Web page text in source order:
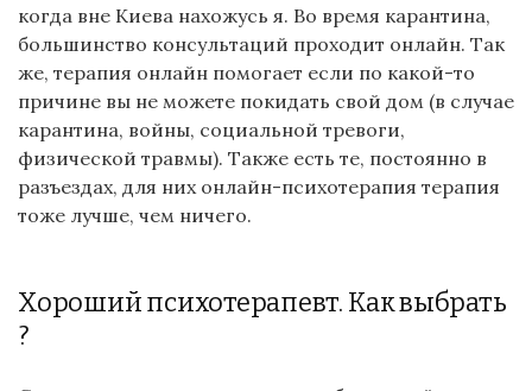
когда вне Киева нахожусь я. Во время карантина,
большинство консультаций проходит онлайн. Так
же, терапия онлайн помогает если по какой-то
причине вы не можете покидать свой дом (в случае
карантина, войны, социальной тревоги,
физической травмы). Также есть те, постоянно в
разъездах, для них онлайн-психотерапия терапия
тоже лучше, чем ничего.
Хороший психотерапевт. Как выбрать
?